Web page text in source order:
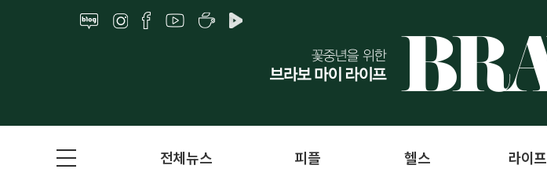
전체뉴스 피플 헬스 라이프